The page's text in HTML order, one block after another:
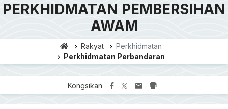
PERKHIDMATAN PEMBERSIHAN
AWAM
Rakyat
Perkhidmatan
Perkhidmatan Perbandaran
Kongsikan